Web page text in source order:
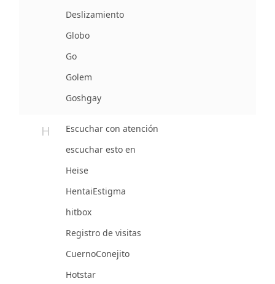
Deslizamiento
Globo
Go
Golem
Goshgay
H
Escuchar con atención
escuchar esto en
Heise
HentaiEstigma
hitbox
Registro de visitas
CuernoConejito
Hotstar